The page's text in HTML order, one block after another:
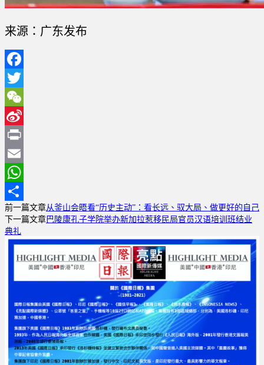
来源：广东发布
Facebook
Twitter
WeChat
Sina
Weibo
Print
Email
WhatsApp
分
享
前一篇文章从釜山会晤看“历史主动”：看长远、驭大局、做更好的自己
下一篇文章巴陵康孔子学院举办新加拉惹移民局官员汉语培训班结业
典礼